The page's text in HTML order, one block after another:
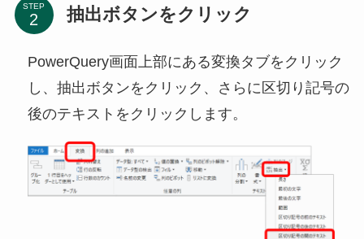
STEP 抽出ボタンをクリック
PowerQuery画面上部にある変換タブをクリック
し、抽出ボタンをクリック、さらに区切り記号の
後のテキストをクリックします。